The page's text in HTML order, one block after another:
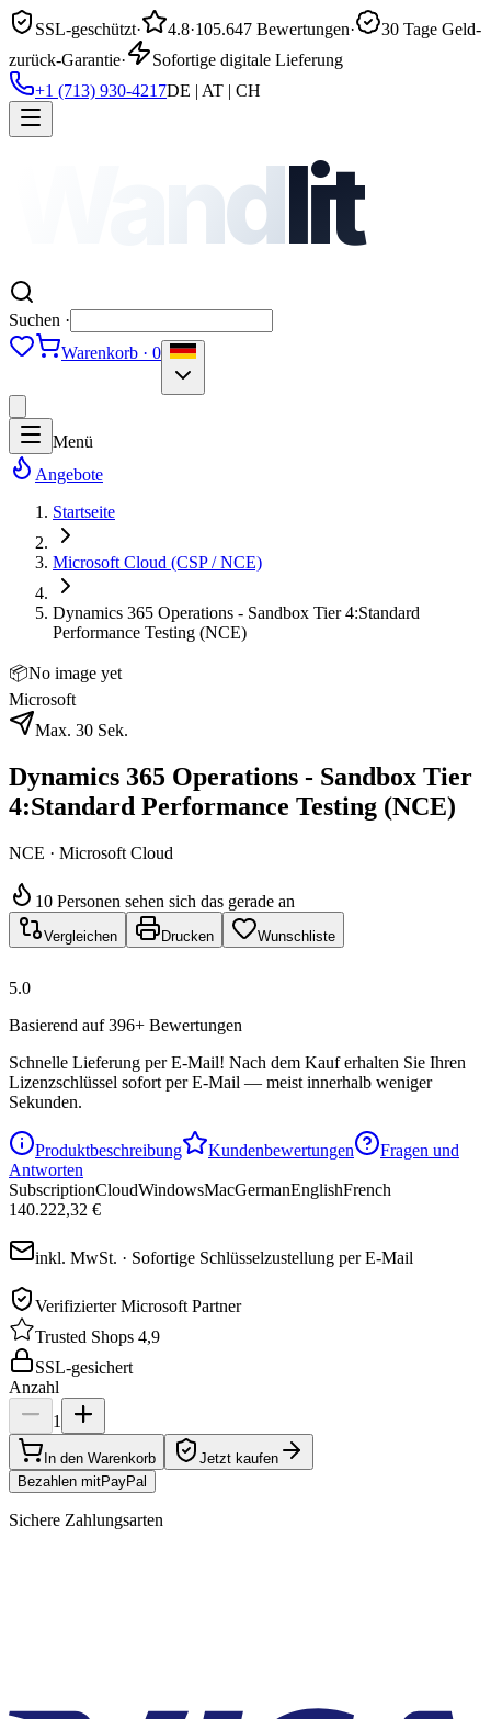
SSL-geschützt· 4.8·105.647 Bewertungen·
30 Tage Geld-
zurück-Garantie·
Sofortige digitale Lieferung
+1 (713) 930-4217DE | AT | CH
Wandlit
Suchen ·
Warenkorb · 0
Menü
Angebote
Startseite
Microsoft Cloud (CSP / NCE)
Dynamics 365 Operations - Sandbox Tier 4:Standard
Performance Testing (NCE)
📦No image yet
Microsoft
Max. 30 Sek.
Dynamics 365 Operations - Sandbox Tier
4:Standard Performance Testing (NCE)
NCE · Microsoft Cloud
10 Personen sehen sich das gerade an
Vergleichen Drucken Wunschliste
5.0
Basierend auf 396+ Bewertungen
Schnelle Lieferung per E-Mail! Nach dem Kauf erhalten Sie Ihren
Lizenzschlüssel sofort per E-Mail — meist innerhalb weniger
Sekunden.
Produktbeschreibung Kundenbewertungen
Fragen und
Antworten
SubscriptionCloudWindowsMacGermanEnglishFrench
140.222,32 €
inkl. MwSt. · Sofortige Schlüsselzustellung per E-Mail
Verifizierter Microsoft Partner
Trusted Shops 4,9
SSL-gesichert
Anzahl
1
In den Warenkorb
Jetzt kaufen
Bezahlen mitPayPal
Sichere Zahlungsarten